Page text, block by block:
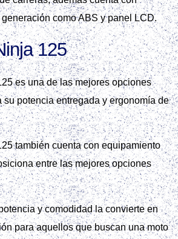
como ABS y panel LCD.
125
es una de las mejores opciones
su potencia entregada y ergonomía de
también cuenta con equipamiento
entre las mejores opciones
y comodidad la convierte en
para aquellos que buscan una moto